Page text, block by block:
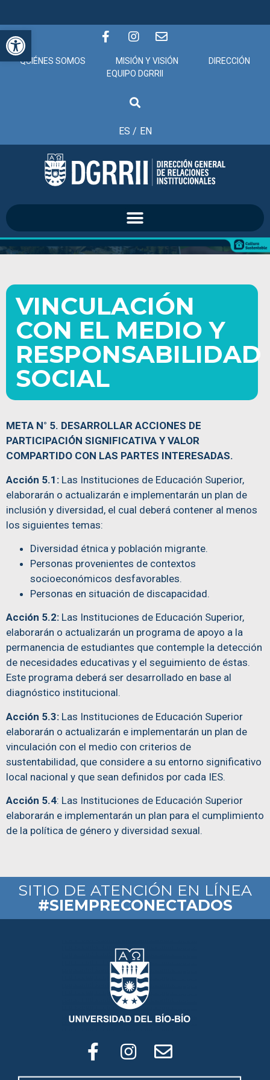
Abrir barra de herramientas
QUIÉNES SOMOS MISIÓN Y VISIÓN
DIRECCIÓN
EQUIPO DGRRII
ES / EN
VINCULACIÓN
CON EL MEDIO Y
RESPONSABILIDAD
SOCIAL
META N° 5. DESARROLLAR ACCIONES DE
PARTICIPACIÓN SIGNIFICATIVA Y VALOR
COMPARTIDO CON LAS PARTES INTERESADAS.
Acción 5.1: Las Instituciones de Educación Superior,
elaborarán o actualizarán e implementarán un plan de
inclusión y diversidad, el cual deberá contener al menos
los siguientes temas:
Diversidad étnica y población migrante.
Personas provenientes de contextos
socioeconómicos desfavorables.
Personas en situación de discapacidad.
Acción 5.2: Las Instituciones de Educación Superior,
elaborarán o actualizarán un programa de apoyo a la
permanencia de estudiantes que contemple la detección
de necesidades educativas y el seguimiento de éstas.
Este programa deberá ser desarrollado en base al
diagnóstico institucional.
Acción 5.3: Las Instituciones de Educación Superior
elaborarán o actualizarán e implementarán un plan de
vinculación con el medio con criterios de
sustentabilidad, que considere a su entorno significativo
local nacional y que sean definidos por cada IES.
Acción 5.4: Las Instituciones de Educación Superior
elaborarán e implementarán un plan para el cumplimiento
de la política de género y diversidad sexual.
SITIO DE ATENCIÓN EN LÍNEA
#SIEMPRECONECTADOS